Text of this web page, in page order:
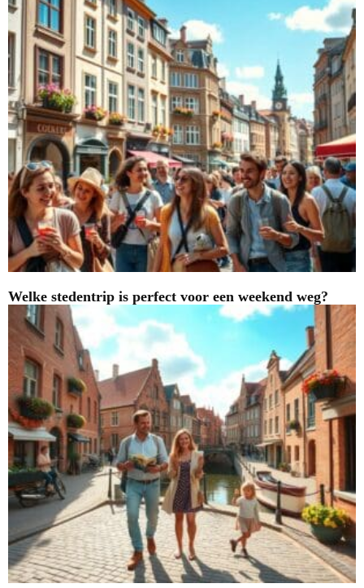
Welke stedentrip is perfect voor een weekend weg?